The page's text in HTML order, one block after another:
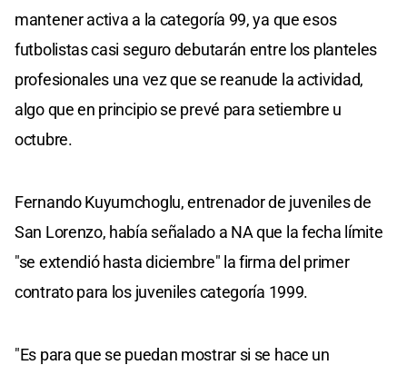
mantener activa a la categoría 99, ya que esos
futbolistas casi seguro debutarán entre los planteles
profesionales una vez que se reanude la actividad,
algo que en principio se prevé para setiembre u
octubre.
Fernando Kuyumchoglu, entrenador de juveniles de
San Lorenzo, había señalado a NA que la fecha límite
"se extendió hasta diciembre" la firma del primer
contrato para los juveniles categoría 1999.
"Es para que se puedan mostrar si se hace un